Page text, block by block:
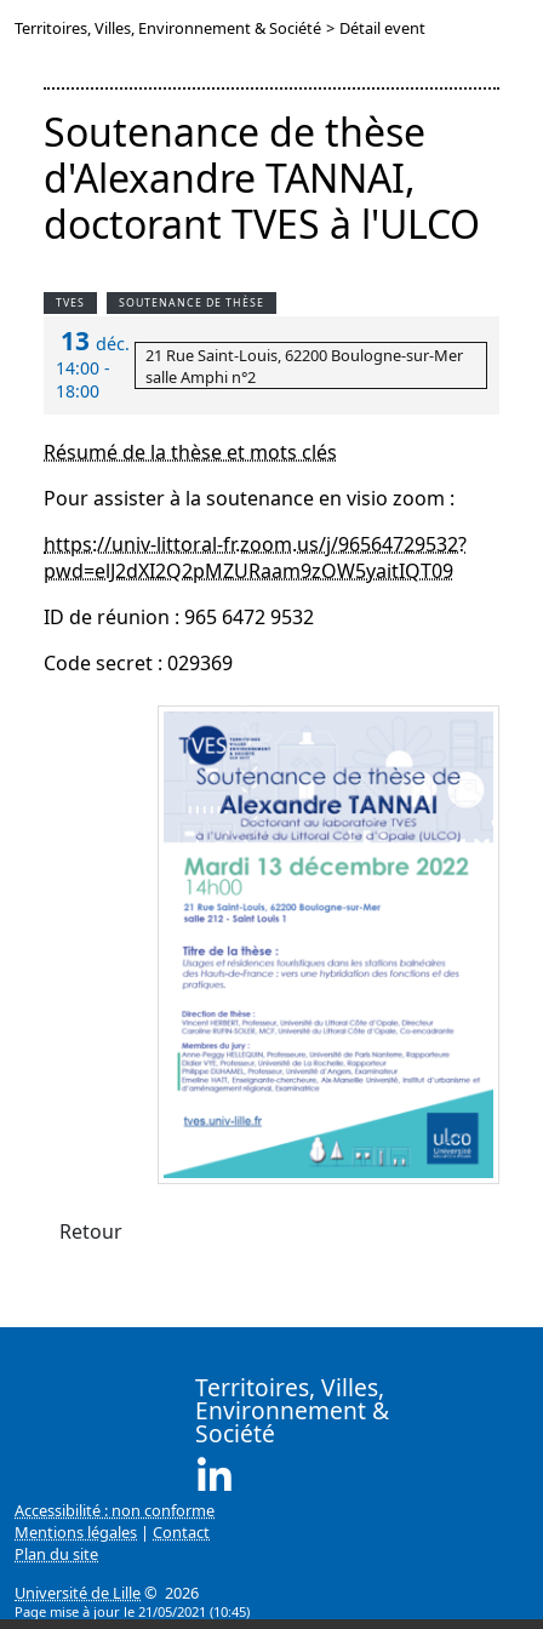
Territoires, Villes, Environnement & Société > Détail event
Soutenance de thèse
d'Alexandre TANNAI,
doctorant TVES à l'ULCO
TVES SOUTENANCE DE THÈSE
13déc.
14:00 -
18:00
21 Rue Saint-Louis, 62200 Boulogne-sur-Mer
salle Amphi n°2
Résumé de la thèse et mots clés
Pour assister à la soutenance en visio zoom :
https://univ-littoral-fr.zoom.us/j/96564729532?
pwd=elJ2dXI2Q2pMZURaam9zOW5yaitIQT09
ID de réunion : 965 6472 9532
Code secret : 029369
Retour
Territoires, Villes,
Environnement &
Société
Accessibilité : non conforme
Mentions légales | Contact
Plan du site
Université de Lille© 2026
Page mise à jour le 21/05/2021 (10:45)